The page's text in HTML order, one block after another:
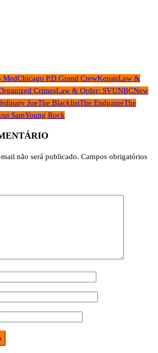
MedChicago P.D.Grand CrewKenanLaw &
CrimesLaw & Order: SVUNBCNew
JoeThe BlacklistThe EndgameThe
SamYoung Rock
não será publicado. Campos obrigatórios